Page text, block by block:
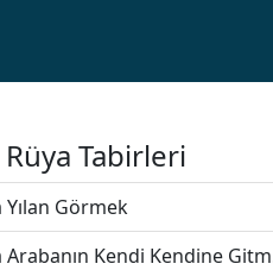
Tabirleri
Yılan Görmek
Kendi Kendine Gitmesi